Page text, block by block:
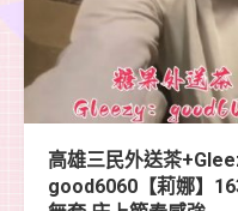
高雄三民外送茶
good6060【莉娜】